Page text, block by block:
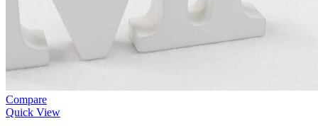
Compare
Quick View